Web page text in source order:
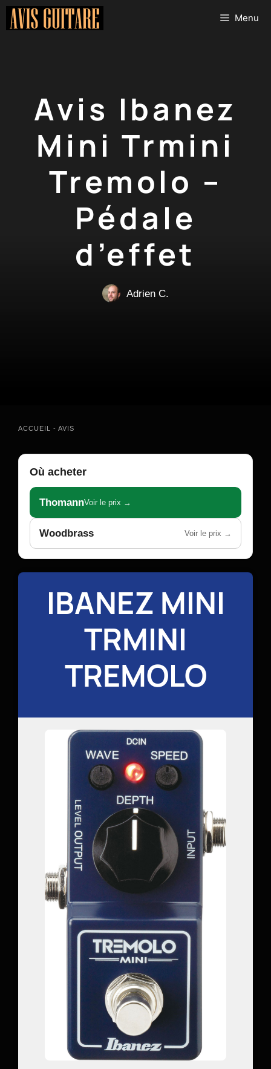
Aller
Menu
Avis Ibanez
Mini Trmini
Tremolo –
Pédale
d’effet
Adrien C.
ACCUEIL - AVIS
Où acheter
ThomannVoir le prix →
Woodbrass Voir le prix →
IBANEZ MINI
TRMINI
TREMOLO